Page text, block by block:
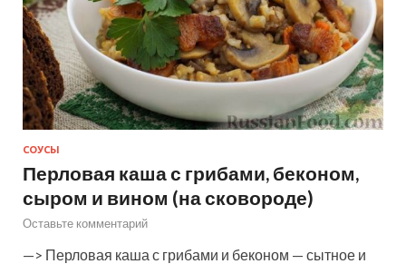
СОУСЫ
Перловая каша с грибами, беконом,
сыром и вином (на сковороде)
Оставьте комментарий
—> Перловая каша с грибами и беконом — сытное и